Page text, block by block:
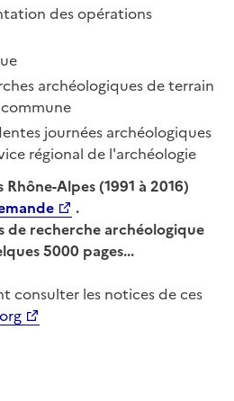
des opérations
archéologiques de terrain
journées archéologiques
régional de l'archéologie
Alpes (1991 à 2016)
.
de recherche archéologique
5000 pages...
consulter les notices de ces